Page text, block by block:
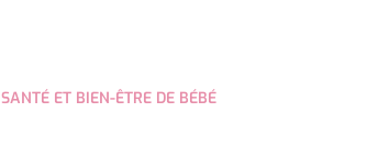
SANTÉ ET BIEN-ÊTRE DE BÉBÉ